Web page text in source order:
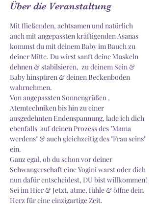
Über die Veranstaltung
Mit fließenden, achtsamen und natürlich
auch mit angepassten kräftigenden Asanas
kommst du mit deinem Baby im Bauch zu
deiner Mitte. Du wirst sanft deine Muskeln
dehnen & stabilsieren,  zu deinem Sein &
Baby hinspüren & deinen Beckenboden
wahrnehmen.
Von angepassten Sonnengrüßen ,
Atemtechniken bis hin zu einer
ausgedehnten Endenspannung, lade ich dich
ebenfalls  auf deinen Prozess des "Mama
werdens" & auch gleichzeitig des "Frau seins"
ein.
Ganz egal, ob du schon vor deiner
Schwangerschaft eine Yogini warst oder dich
nun dafür entscheidest, DU bist willkommen!
Sei im Hier & Jetzt, atme, fühle & öffne dein
Herz für eine einzigartige Zeit.